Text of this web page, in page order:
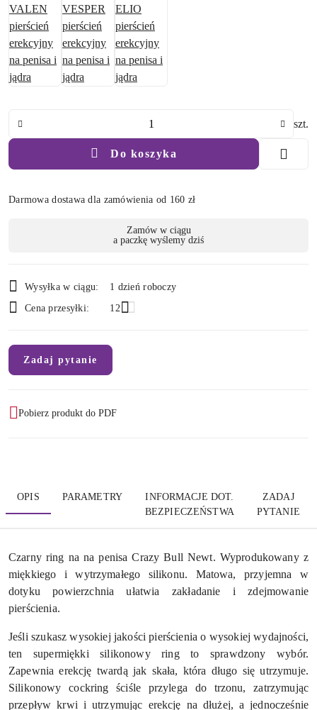
szt.
Do koszyka
Darmowa dostawa dla zamówienia od 160 zł
Zamów w ciągu
a paczkę wyślemy dziś
Wysyłka w ciągu:
1 dzień roboczy
Cena przesyłki:
12
Zadaj pytanie
Pobierz produkt do PDF
OPIS PARAMETRY
INFORMACJE DOT.
BEZPIECZEŃSTWA
ZADAJ
PYTANIE
Czarny ring na na penisa Crazy Bull Newt. Wyprodukowany z
miękkiego i wytrzymałego silikonu. Matowa, przyjemna w
dotyku powierzchnia ułatwia zakładanie i zdejmowanie
pierścienia.
Jeśli szukasz wysokiej jakości pierścienia o wysokiej wydajności,
ten supermiękki silikonowy ring to sprawdzony wybór.
Zapewnia erekcję twardą jak skała, która długo się utrzymuje.
Silikonowy cockring ściśle przylega do trzonu, zatrzymując
przepływ krwi i utrzymując erekcję na dłużej, a jednocześnie